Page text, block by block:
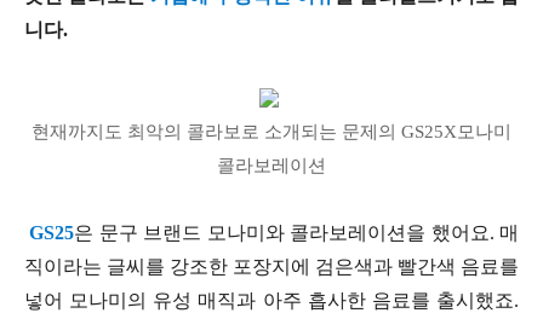
니다.
현재까지도 최악의 콜라보로 소개되는 문제의 GS25X모나미
콜라보레이션
GS25은 문구 브랜드 모나미와 콜라보레이션을 했어요. 매
직이라는 글씨를 강조한 포장지에 검은색과 빨간색 음료를
넣어 모나미의 유성 매직과 아주 흡사한 음료를 출시했죠.